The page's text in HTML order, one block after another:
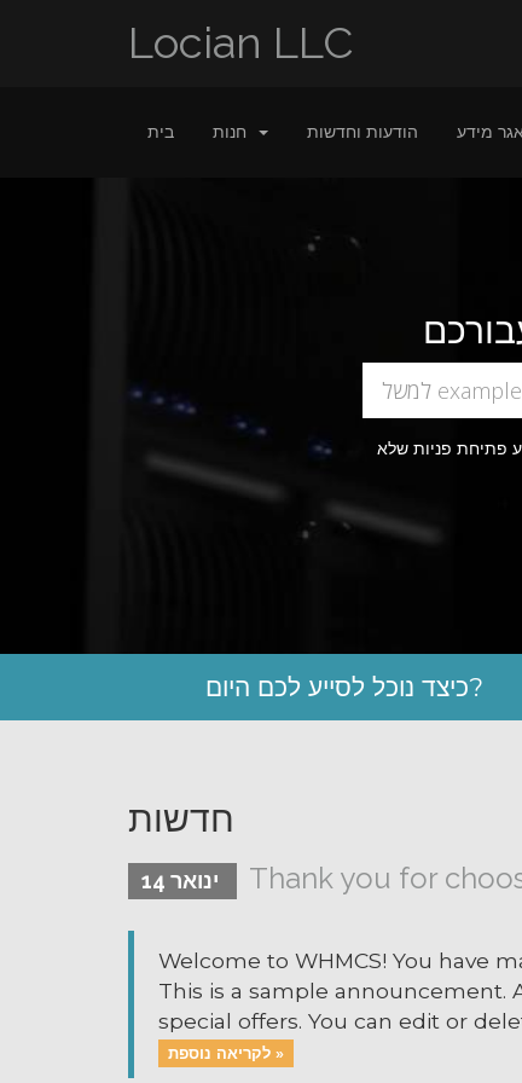
Locian LLC
בית הודעות וחדשות מידע
פתיחת פניות שלא
כיצד נוכל לסייע לכם היום?
חדשות
Thank you for
Welcome to WHMCS! You have
This is a sample
special offers. You can edit or
לקריאה נוספת »